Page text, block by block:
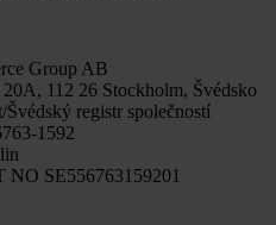
Group AB
112 26 Stockholm, Švédsko
registr společností
1592
NO SE556763159201